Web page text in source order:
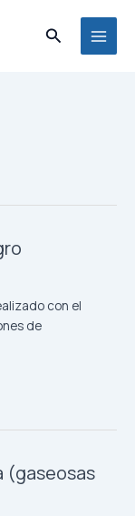
Buscar
con el
de
(gaseosas